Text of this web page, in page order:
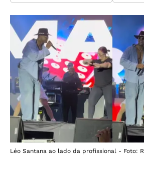
Léo Santana ao lado da profissional - Foto: